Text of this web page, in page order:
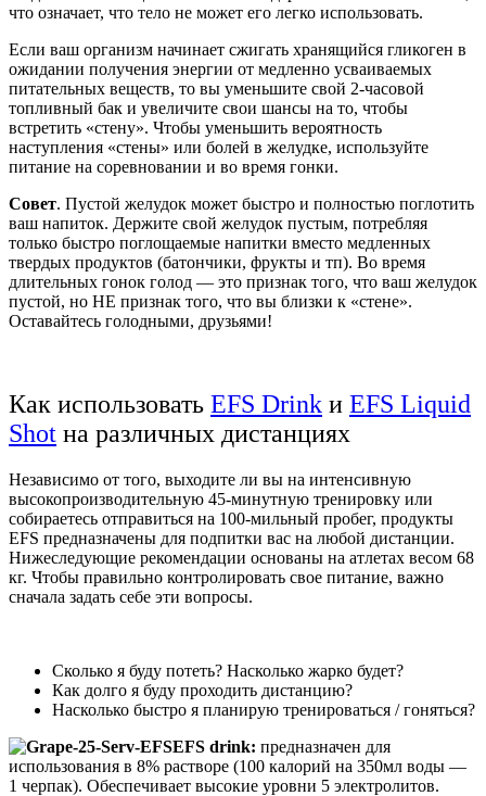
что означает, что тело не может его легко использовать.
Если ваш организм начинает сжигать хранящийся гликоген в
ожидании получения энергии от медленно усваиваемых
питательных веществ, то вы уменьшите свой 2-часовой
топливный бак и увеличите свои шансы на то, чтобы
встретить «стену». Чтобы уменьшить вероятность
наступления «стены» или болей в желудке, используйте
питание на соревновании и во время гонки.
Совет. Пустой желудок может быстро и полностью поглотить
ваш напиток. Держите свой желудок пустым, потребляя
только быстро поглощаемые напитки вместо медленных
твердых продуктов (батончики, фрукты и тп). Во время
длительных гонок голод — это признак того, что ваш желудок
пустой, но НЕ признак того, что вы близки к «стене».
Оставайтесь голодными, друзьями!
Как использовать EFS Drink и EFS Liquid
Shot на различных дистанциях
Независимо от того, выходите ли вы на интенсивную
высокопроизводительную 45-минутную тренировку или
собираетесь отправиться на 100-мильный пробег, продукты
EFS предназначены для подпитки вас на любой дистанции.
Нижеследующие рекомендации основаны на атлетах весом 68
кг. Чтобы правильно контролировать свое питание, важно
сначала задать себе эти вопросы.
Сколько я буду потеть? Насколько жарко будет?
Как долго я буду проходить дистанцию?
Насколько быстро я планирую тренироваться / гоняться?
EFS drink: предназначен для
использования в 8% растворе (100 калорий на 350мл воды —
1 черпак). Обеспечивает высокие уровни 5 электролитов.